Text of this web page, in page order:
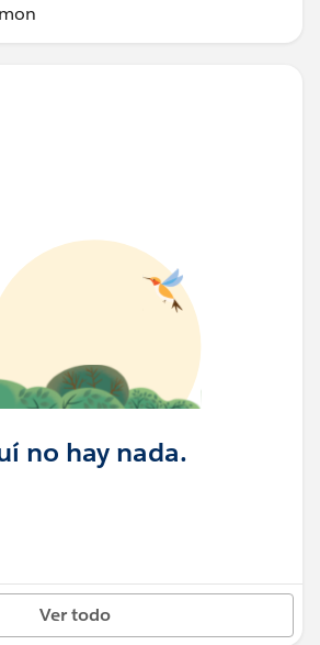
no hay nada.
Ver todo